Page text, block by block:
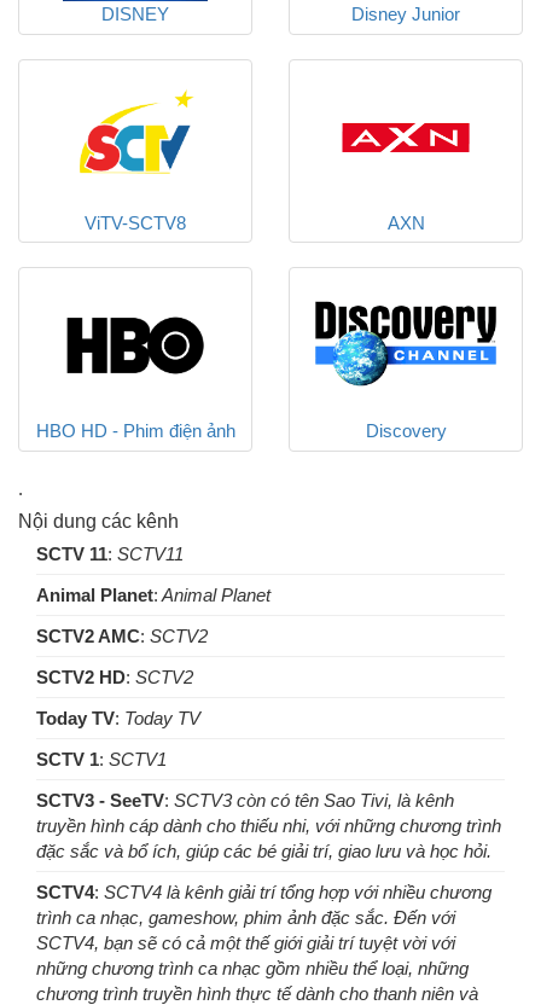
DISNEY Disney Junior
ViTV-SCTV8 AXN
HBO HD - Phim điện ảnh
Mỹ HD
Discovery
.
Nội dung các kênh
SCTV 11: SCTV11
Animal Planet: Animal Planet
SCTV2 AMC: SCTV2
SCTV2 HD: SCTV2
Today TV: Today TV
SCTV 1: SCTV1
SCTV3 - SeeTV: SCTV3 còn có tên Sao Tivi, là kênh
truyền hình cáp dành cho thiếu nhi, với những chương trình
đặc sắc và bổ ích, giúp các bé giải trí, giao lưu và học hỏi.
SCTV4: SCTV4 là kênh giải trí tổng hợp với nhiều chương
trình ca nhạc, gameshow, phim ảnh đặc sắc. Đến với
SCTV4, bạn sẽ có cả một thế giới giải trí tuyệt vời với
những chương trình ca nhạc gồm nhiều thể loại, những
chương trình truyền hình thực tế dành cho thanh niên và